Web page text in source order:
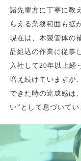
諸先輩方に丁寧に教
らえる業務範囲も拡
現在は、木製管体の
品組込の作業に従事
入社して20年以上経
増え続けていますが
できた時の達成感は
い”として息づいてい